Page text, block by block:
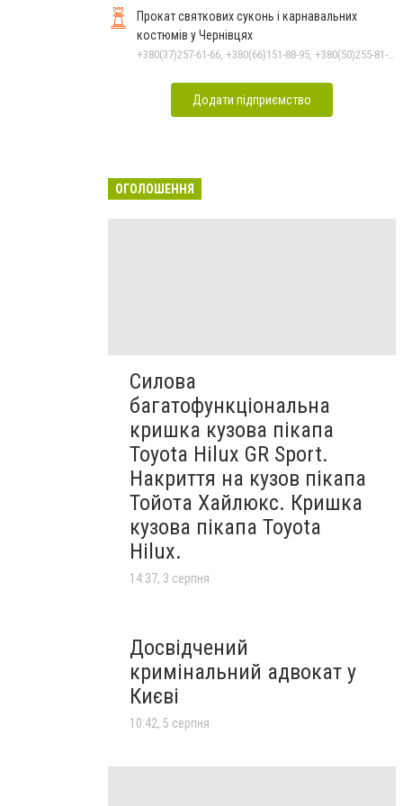
Прокат святкових суконь і карнавальних
костюмів у Чернівцях
Додати підприємство
ОГОЛОШЕННЯ
Силова
багатофункціональна
кришка кузова пікапа
Toyota Hilux GR Sport.
Накриття на кузов пікапа
Тойота Хайлюкс. Кришка
кузова пікапа Toyota
Hilux.
14:37, 3 серпня
Досвідчений
кримінальний адвокат у
Києві
10:42, 5 серпня